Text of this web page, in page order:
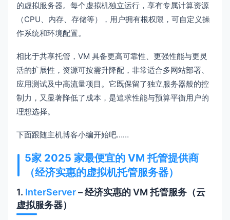
的虚拟服务器。每个虚拟机独立运行，享有专属计算资源
（CPU、内存、存储等），用户拥有根权限，可自定义操
作系统和环境配置。
相比于共享托管，VM 具备更高可靠性、更强性能与更灵
活的扩展性，资源可按需升降配，非常适合多网站部署、
应用测试及中高流量项目。它既保留了独立服务器般的控
制力，又显著降低了成本，是追求性能与预算平衡用户的
理想选择。
下面跟随主机博客小编开始吧……
5家 2025 家最便宜的 VM 托管提供商
（经济实惠的虚拟机托管服务器）
1. InterServer– 经济实惠的 VM 托管服务（云
虚拟服务器）